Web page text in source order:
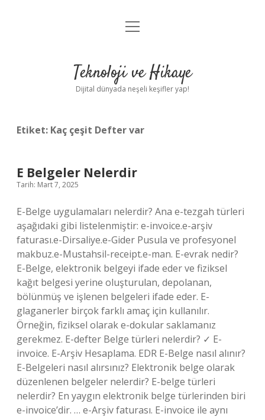
Anasayfa
Yasal Uyarı
menüyü
Teknoloji ve Hikaye
Dijital dünyada neşeli keşifler yap!
Etiket: Kaç çeşit Defter var
E Belgeler Nelerdir
Tarih: Mart 7, 2025
E-Belge uygulamaları nelerdir? Ana e-tezgah türleri
aşağıdaki gibi listelenmiştir: e-invoice.e-arşiv
faturası.e-Dirsaliye.e-Gider Pusula ve profesyonel
makbuz.e-Mustahsil-receipt.e-man. E-evrak nedir?
E-Belge, elektronik belgeyi ifade eder ve fiziksel
kağıt belgesi yerine oluşturulan, depolanan,
bölünmüş ve işlenen belgeleri ifade eder. E-
glaganerler birçok farklı amaç için kullanılır.
Örneğin, fiziksel olarak e-dokular saklamanız
gerekmez. E-defter Belge türleri nelerdir? ✓ E-
invoice. E-Arşiv Hesaplama. EDR E-Belge nasıl alınır?
E-Belgeleri nasıl alırsınız? Elektronik belge olarak
düzenlenen belgeler nelerdir? E-belge türleri
nelerdir? En yaygın elektronik belge türlerinden biri
e-invoice’dir. … e-Arşiv faturası. E-invoice ile aynı